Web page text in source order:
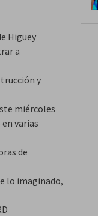
Higüey
a
y
miércoles
varias
de
lo imaginado,